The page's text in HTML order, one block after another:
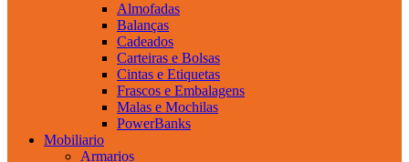
Almofadas
Balanças
Cadeados
Carteiras e Bolsas
Cintas e Etiquetas
Frascos e Embalagens
Malas e Mochilas
PowerBanks
Mobiliario
Armarios